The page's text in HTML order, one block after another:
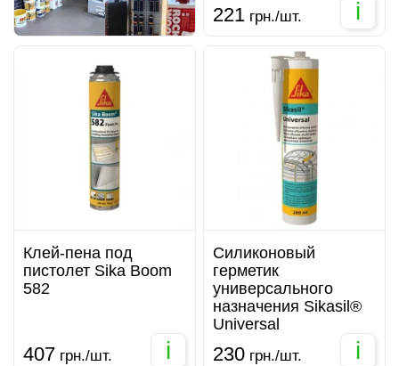
221 грн./шт. i
Клей-пена под
пистолет Sika Boom
582
407 грн./шт. i
Силиконовый
герметик
универсального
назначения Sikasil®
Universal
230 грн./шт. i